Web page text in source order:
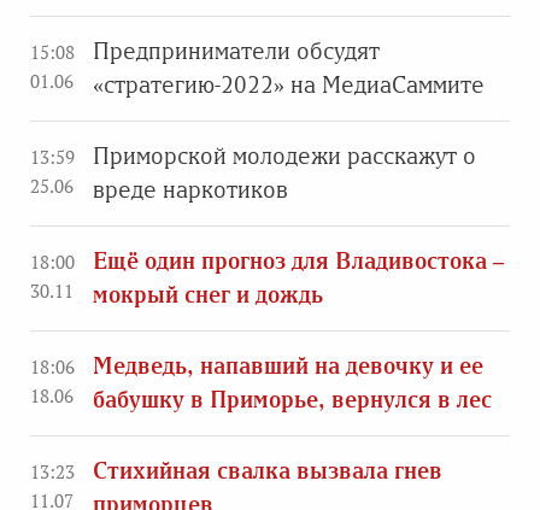
15:08
01.06
Предприниматели обсудят
«стратегию-2022» на МедиаСаммите
13:59
25.06
Приморской молодежи расскажут о
вреде наркотиков
18:00
30.11
Ещё один прогноз для Владивостока –
мокрый снег и дождь
18:06
18.06
Медведь, напавший на девочку и ее
бабушку в Приморье, вернулся в лес
13:23
11.07
Стихийная свалка вызвала гнев
приморцев